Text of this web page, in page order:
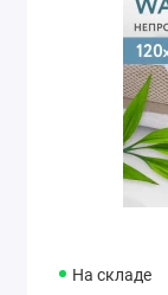
На складе